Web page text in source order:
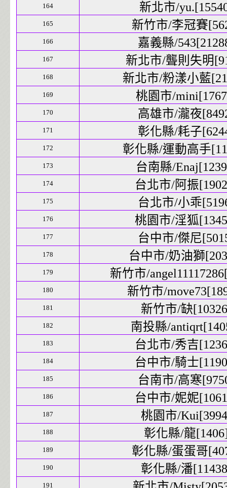
164 新北市/
165 新竹市/李冠賽
166 嘉義縣/
167 新北市/聾則失明
168 新北市/粉漾小藍
169 桃園市/
170 高雄市/瀧夜
171 彰化縣/耗子
172 彰化縣/運動高手
173 台南縣/
174 台北市/阿振
175 台北市/小乖
176 桃園市/淫狐
177 台中市/傑尼
178 台中市/奶油獅
179 新竹市/
180 新竹市/
181 新竹市/缺
182 南投縣/
183 台北市/秀吉
184 台中市/騎士
185 台南市/高寒
186 台中市/妮妮
187 桃園市/
188 彰化縣/龍
189 彰化縣/蛋蛋哥
190 彰化縣/潘
191